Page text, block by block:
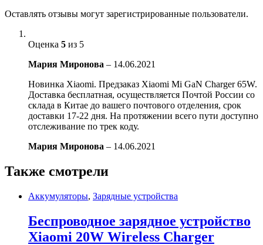
Оставлять отзывы могут зарегистрированные пользователи.
Оценка 5 из 5
Мария Миронова – 14.06.2021
Новинка Xiaomi. Предзаказ Xiaomi Mi GaN Charger 65W.
Доставка бесплатная, осуществляется Почтой России со
склада в Китае до вашего почтового отделения, срок
доставки 17-22 дня. На протяжении всего пути доступно
отслеживание по трек коду.
Мария Миронова – 14.06.2021
Также смотрели
Аккумуляторы, Зарядные устройства
Беспроводное зарядное устройство
Xiaomi 20W Wireless Charger